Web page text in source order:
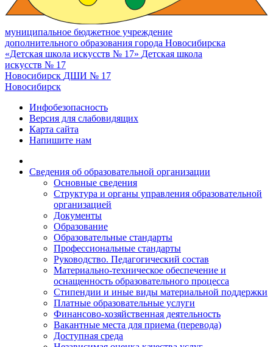
муниципальное бюджетное учреждение
дополнительного образования города Новосибирска
«Детская школа искусств № 17» Детская школа
искусств № 17
Новосибирск ДШИ № 17
Новосибирск
Инфобезопасность
Версия для слабовидящих
Карта сайта
Напишите нам
Сведения об образовательной организации
Основные сведения
Структура и органы управления образовательной
организацией
Документы
Образование
Образовательные стандарты
Профессиональные стандарты
Руководство. Педагогический состав
Материально-техническое обеспечение и
оснащенность образовательного процесса
Стипендии и иные виды материальной поддержки
Платные образовательные услуги
Финансово-хозяйственная деятельность
Вакантные места для приема (перевода)
Доступная среда